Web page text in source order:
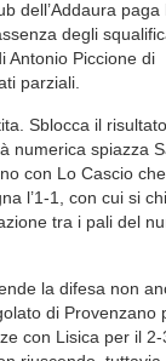
dell’Addaura paga
degli
Antonio Piccione di
parziali.
Sblocca il risultato
numerica spiazza
con Lo Cascio
l’1-1, con cui si
tra i pali del
la difesa non
di Provenzano
con Lisica per il